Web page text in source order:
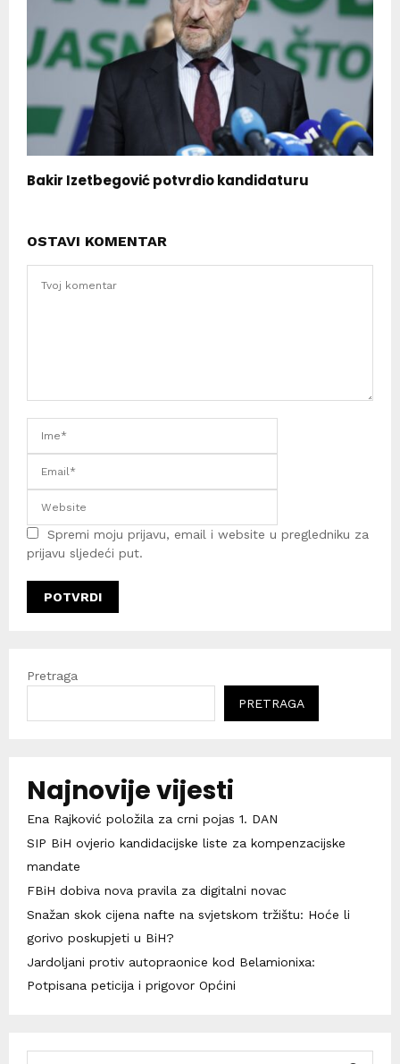
Bakir Izetbegović potvrdio kandidaturu
OSTAVI KOMENTAR
Spremi moju prijavu, email i website u pregledniku za
prijavu sljedeći put.
Pretraga
PRETRAGA
Najnovije vijesti
Ena Rajković položila za crni pojas 1. DAN
SIP BiH ovjerio kandidacijske liste za kompenzacijske
mandate
FBiH dobiva nova pravila za digitalni novac
Snažan skok cijena nafte na svjetskom tržištu: Hoće li
gorivo poskupjeti u BiH?
Jardoljani protiv autopraonice kod Belamionixa:
Potpisana peticija i prigovor Općini